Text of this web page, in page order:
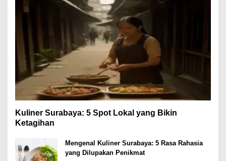
Kuliner Surabaya: 5 Spot Lokal yang Bikin
Ketagihan
Mengenal Kuliner Surabaya: 5 Rasa Rahasia
yang Dilupakan Penikmat